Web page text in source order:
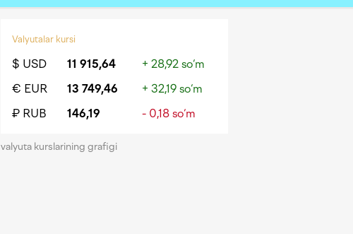
Valyutalar kursi
$ USD 11 915,64
+ 28,92 so‘m
€ EUR
13 749,46
+ 32,19 so‘m
₽ RUB
146,19 - 0,18 so‘m
valyuta kurslarining grafigi